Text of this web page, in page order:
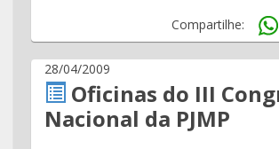
Compartilhe:
28/04/2009
Oficinas do III
Nacional da PJMP